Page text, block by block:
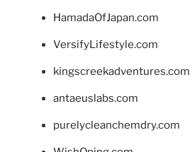
HamadaOfJapan.com
VersifyLifestyle.com
kingscreekadventures.com
antaeuslabs.com
purelycleanchemdry.com